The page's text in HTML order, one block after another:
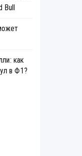
Bull
как
в Ф1?